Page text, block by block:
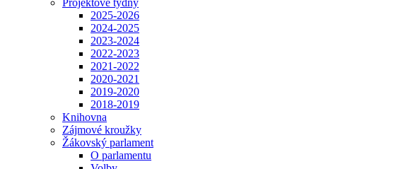
Projektové týdny
2025-2026
2024-2025
2023-2024
2022-2023
2021-2022
2020-2021
2019-2020
2018-2019
Knihovna
Zájmové kroužky
Žákovský parlament
O parlamentu